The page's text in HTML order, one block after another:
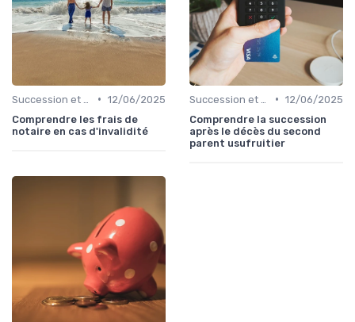
• 12/06/2025
Comprendre les frais de
notaire en cas d'invalidité
• 12/06/2025
Comprendre la succession
après le décès du second
parent usufruitier